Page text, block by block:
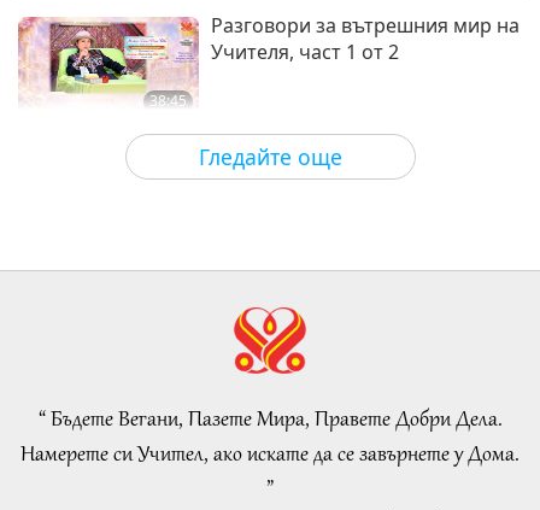
Гледайте още
38:45
Разговори за вътрешния мир на
Учителя, част 1 от 2
Между Учителя и учениците 2026-08-06
25:38
3:46
“Fast Charge” Is Wonderful Way
Whenever Material World Begins
to Feel Too Imposing
Важните Новини 2026-08-05 Преглед
“ Бъдете Вегани, Пазете Мира, Правете Добри Дела.
Намерете си Учител, ако искате да се завърнете у Дома.
”